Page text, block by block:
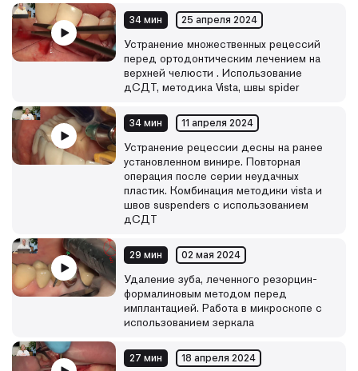
34 мин 25 апреля 2024
Устранение множественных рецессий
перед ортодонтическим лечением на
верхней челюсти . Использование
дСДТ, методика Vista, швы spider
34 мин 11 апреля 2024
Устранение рецессии десны на ранее
установленном винире. Повторная
операция после серии неудачных
пластик. Комбинация методики vista и
швов suspenders с использованием
дСДТ
29 мин 02 мая 2024
Удаление зуба, леченного резорцин-
формалиновым методом перед
имплантацией. Работа в микроскопе с
использованием зеркала
27 мин 18 апреля 2024